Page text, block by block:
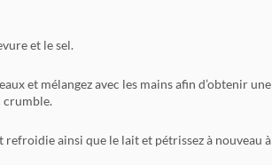
et le sel.
et mélangez avec les mains afin d’obtenir une
crumble.
ainsi que le lait et pétrissez à nouveau à